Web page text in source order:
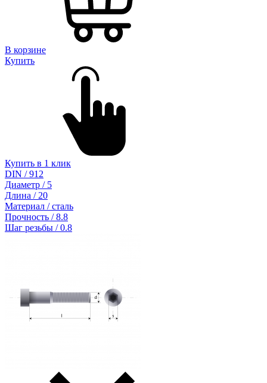
В корзине
Купить
Купить в 1 клик
DIN / 912
Диаметр / 5
Длина / 20
Материал / сталь
Прочность / 8.8
Шаг резьбы / 0.8